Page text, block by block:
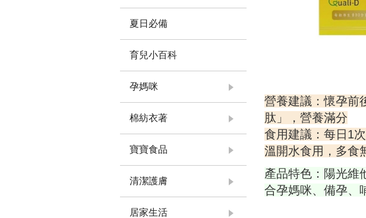
夏日必備
育兒小百科
孕媽咪
棉紡衣著
寶寶食品
清潔護膚
居家生活
營養建議：懷孕前
肽」，營養滿分
食用建議：每日1
溫開水食用，多食
產品特色：陽光維
合孕媽咪、備孕、